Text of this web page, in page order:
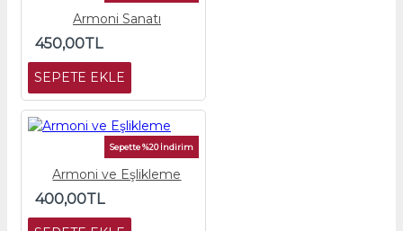
Armoni Sanatı
450,00TL
SEPETE EKLE
Sepette %20 İndirim
Armoni ve Eşlikleme
400,00TL